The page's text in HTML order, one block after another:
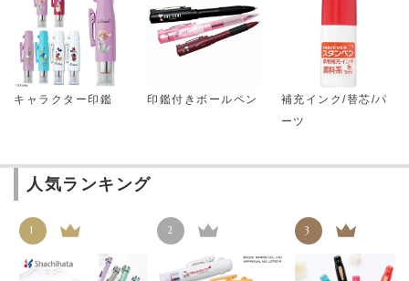
キャラクター印鑑 印鑑付きボールペン
補充インク/替芯/パ
ーツ
人気ランキング
1 2 3